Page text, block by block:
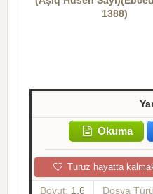
1388)
Okuma
Turuz hayatta
Boyut: 1.6
Dosya